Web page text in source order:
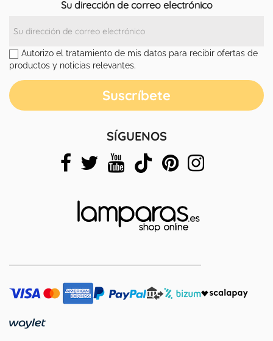
Su dirección de correo electrónico
Autorizo el tratamiento de mis datos para recibir ofertas de
productos y noticias relevantes.
SÍGUENOS